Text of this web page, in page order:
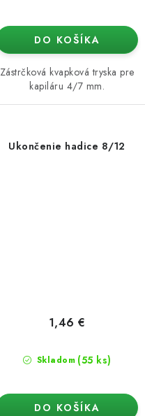
DO KOŠÍKA
Zástrčková kvapková tryska pre
kapiláru 4/7 mm.
Ukončenie hadice 8/12
Skladom (55 ks)
1,46 €
DO KOŠÍKA